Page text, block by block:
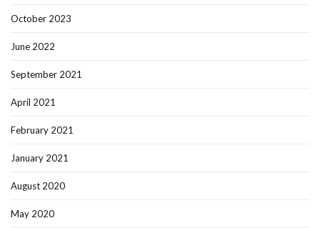
October 2023
June 2022
September 2021
April 2021
February 2021
January 2021
August 2020
May 2020